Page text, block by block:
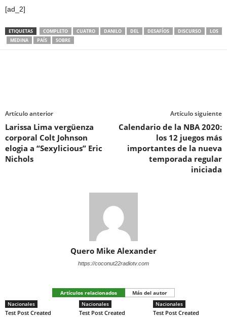
[ad_2]
ETIQUETAS COMPLETO CUATRO DANILO DEL DESAFÍOS DISCURSO
LOS
MEDINA
PAÍS SOBRE
Artículo anterior
Larissa Lima vergüenza
corporal Colt Johnson
elogia a “Sexylicious” Eric
Nichols
Artículo siguiente
Calendario de la NBA 2020:
los 12 juegos más
importantes de la nueva
temporada regular
iniciada
Quero Mike Alexander
https://coconut22radiotv.com
Artículos relacionados
Más del autor
Nacionales
Test Post Created
Nacionales
Test Post Created
Nacionales
Test Post Created